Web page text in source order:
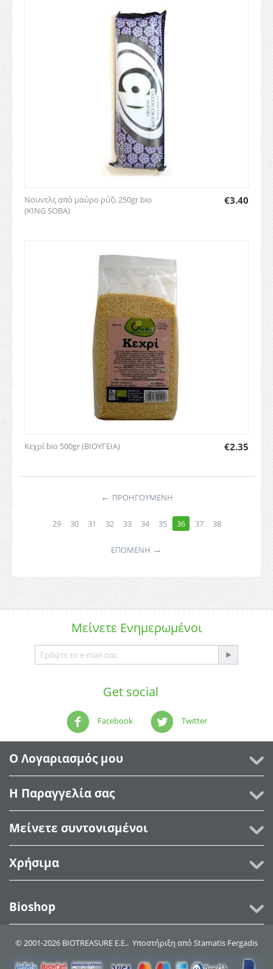
Νουντλς από μαύρο ρύζι 250gr bio
(KING SOBA)
€3.40
Κεχρί bio 500gr (ΒΙΟΥΓΕΙΑ) €2.35
← ΠΡΟΗΓΟΥΜΕΝΗ
29 30 31 32 33 34 35 36 37 38
ΕΠΌΜΕΝΗ →
Μείνετε Ενημερωμένοι
Get social
Facebook Twitter
Ο Λογαριασμός μου
Η Παραγγελία σας
Μείνετε συντονισμένοι
Χρήσιμα
Bioshop
© 2001-2026 BIOTREASURE Ε.Ε.. Υποστήριξη από Stamatis Fergadis